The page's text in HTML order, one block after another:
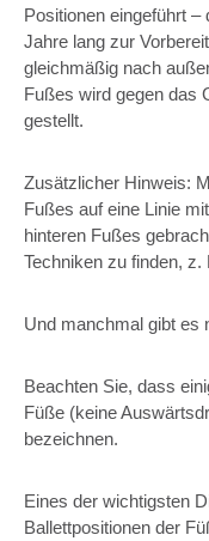
Positionen eingeführt
Jahre lang zur
gleichmäßig nach
Fußes wird gegen das
gestellt.
Zusätzlicher Hinweis:
Fußes auf eine Linie
hinteren Fußes
Techniken zu finden,
Und manchmal gibt es
Beachten Sie, dass
Füße (keine
bezeichnen.
Eines der wichtigsten
Ballettpositionen der